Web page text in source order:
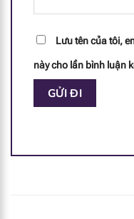
[popup_anything
[popup_anything
id="1950"]
Lưu tên của tôi,
này cho lần bình luận